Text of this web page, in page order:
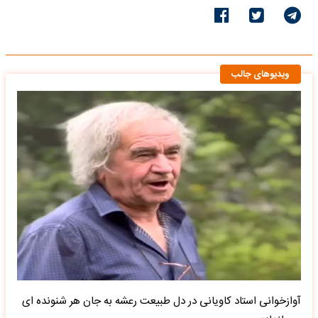
ویدیوهای جالب
آوازخوانی استاد کاویانی در دل طبیعت رعشه به جان هر شنونده ای